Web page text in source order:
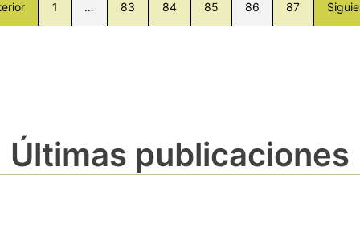
1 … 83 84 85 86 87
Últimas publicaciones